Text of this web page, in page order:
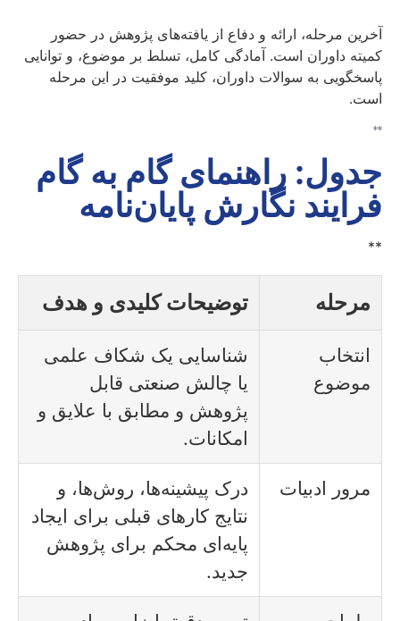
آخرین مرحله، ارائه و دفاع از یافته‌های پژوهش در حضور
کمیته داوران است. آمادگی کامل، تسلط بر موضوع، و توانایی
پاسخگویی به سوالات داوران، کلید موفقیت در این مرحله
است.
**
جدول: راهنمای گام به گام
فرایند نگارش پایان‌نامه
**
مرحله توضیحات کلیدی و هدف
انتخاب
موضوع
شناسایی یک شکاف علمی
یا چالش صنعتی قابل
پژوهش و مطابق با علایق و
امکانات.
مرور ادبیات
درک پیشینه‌ها، روش‌ها، و
نتایج کارهای قبلی برای ایجاد
پایه‌ای محکم برای پژوهش
جدید.